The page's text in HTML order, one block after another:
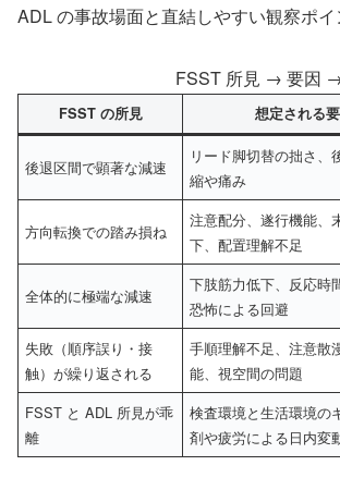
ADL の事故場面と直結しやすい観察ポイ
FSST 所見 → 要因
FSST の所見 想定される
後退区間で顕著な減速
リード脚切替の拙さ、
縮や痛み
方向転換での踏み損ね
注意配分、遂行機能、
下、配置理解不足
全体的に極端な減速
下肢筋力低下、反応時
恐怖による回避
失敗（順序誤り・接
触）が繰り返される
手順理解不足、注意散
能、視空間の問題
FSST と ADL 所見が乖
離
検査環境と生活環境の
剤や疲労による日内変